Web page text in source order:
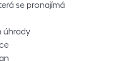
se pronajímá
úhrady